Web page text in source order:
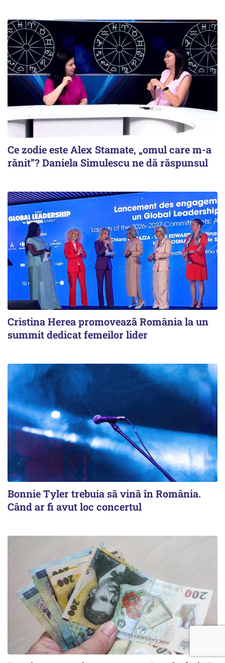
Ce zodie este Alex Stamate, „omul care m-a
rănit”? Daniela Simulescu ne dă răspunsul
Cristina Herea promovează România la un
summit dedicat femeilor lider
Bonnie Tyler trebuia să vină în România.
Când ar fi avut loc concertul